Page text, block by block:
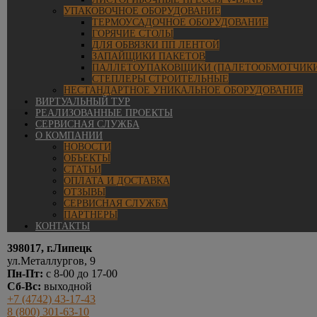
УПАКОВОЧНОЕ ОБОРУДОВАНИЕ
ТЕРМОУСАДОЧНОЕ ОБОРУДОВАНИЕ
ГОРЯЧИЕ СТОЛЫ
ДЛЯ ОБВЯЗКИ ПП ЛЕНТОЙ
ЗАПАЙЩИКИ ПАКЕТОВ
ПАЛЛЕТОУПАКОВЩИКИ
СТЕПЛЕРЫ СТРОИТЕЛЬНЫЕ
НЕСТАНДАРТНОЕ УНИКАЛЬНОЕ ОБОРУДОВАНИЕ
ВИРТУАЛЬНЫЙ ТУР
РЕАЛИЗОВАННЫЕ ПРОЕКТЫ
СЕРВИСНАЯ СЛУЖБА
О КОМПАНИИ
НОВОСТИ
ОБЪЕКТЫ
СТАТЬИ
ОПЛАТА И ДОСТАВКА
ОТЗЫВЫ
СЕРВИСНАЯ СЛУЖБА
ПАРТНЕРЫ
КОНТАКТЫ
398017, г.Липецк
ул.Металлургов, 9
Пн-Пт: с 8-00 до 17-00
Сб-Вс: выходной
+7 (4742) 43-17-43
8 (800) 301-63-10